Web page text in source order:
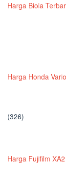
Harga Biola
Harga Honda
(326)
Harga Fujifilm